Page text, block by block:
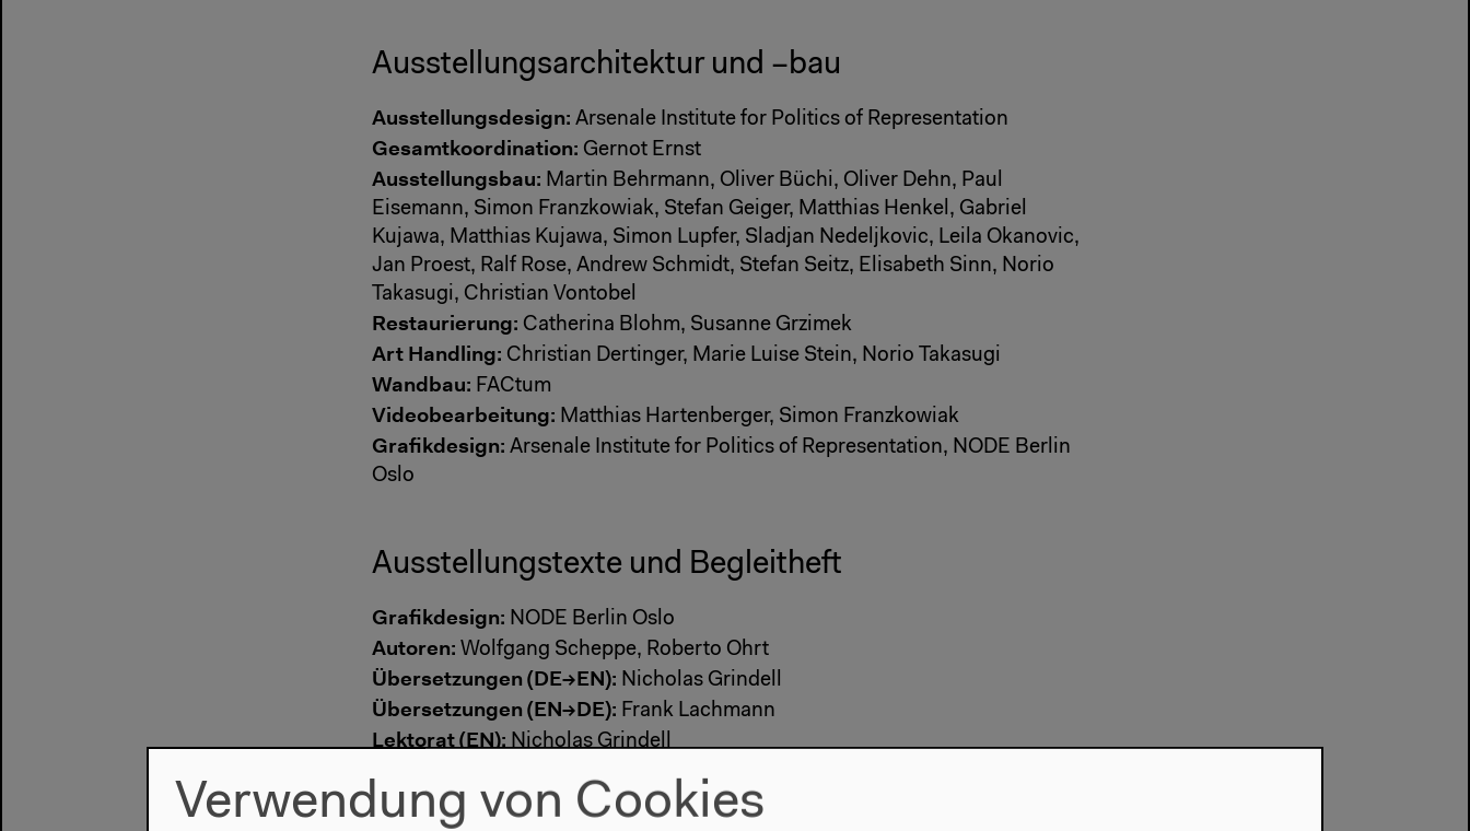
Ausstellungsarchitektur und –bau
Ausstellungsdesign: Arsenale Institute for Politics of Representation
Gesamtkoordination: Gernot Ernst
Ausstellungsbau: Martin Behrmann, Oliver Büchi, Oliver Dehn, Paul
Eisemann, Simon Franzkowiak, Stefan Geiger, Matthias Henkel, Gabriel
Kujawa, Matthias Kujawa, Simon Lupfer, Sladjan Nedeljkovic, Leila Okanovic,
Jan Proest, Ralf Rose, Andrew Schmidt, Stefan Seitz, Elisabeth Sinn, Norio
Takasugi, Christian Vontobel
Restaurierung: Catherina Blohm, Susanne Grzimek
Art Handling: Christian Dertinger, Marie Luise Stein, Norio Takasugi
Wandbau: FACtum
Videobearbeitung: Matthias Hartenberger, Simon Franzkowiak
Grafikdesign: Arsenale Institute for Politics of Representation, NODE Berlin
Oslo
Ausstellungstexte und Begleitheft
Grafikdesign: NODE Berlin Oslo
Autoren: Wolfgang Scheppe, Roberto Ohrt
Übersetzungen (DE→EN): Nicholas Grindell
Übersetzungen (EN→DE): Frank Lachmann
Lektorat (EN):Nicholas Grindell
Verwendung von Cookies